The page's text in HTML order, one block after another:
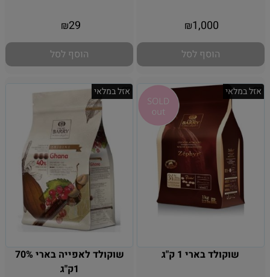
₪1,000
הוסף לסל
₪29
הוסף לסל
אזל במלאי
שוקולד בארי 1 ק"ג
אזל במלאי
שוקולד לאפייה בארי 70%
1ק"ג